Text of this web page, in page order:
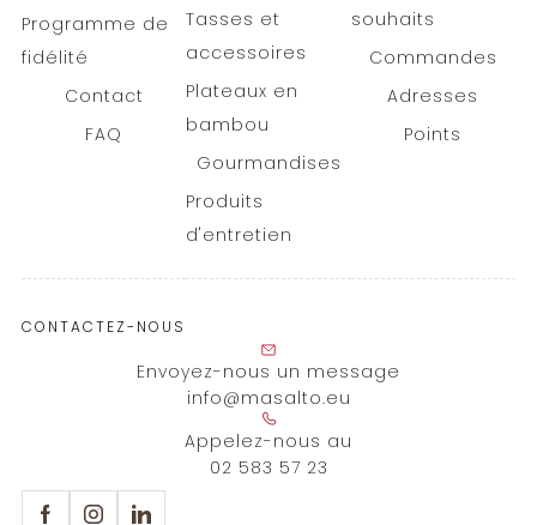
Programme de
fidélité
Contact
FAQ
Tasses et
accessoires
Plateaux en
bambou
Gourmandises
Produits
d'entretien
souhaits
Commandes
Adresses
Points
CONTACTEZ-NOUS
Envoyez-nous un message
info@masalto.eu
Appelez-nous au
02 583 57 23